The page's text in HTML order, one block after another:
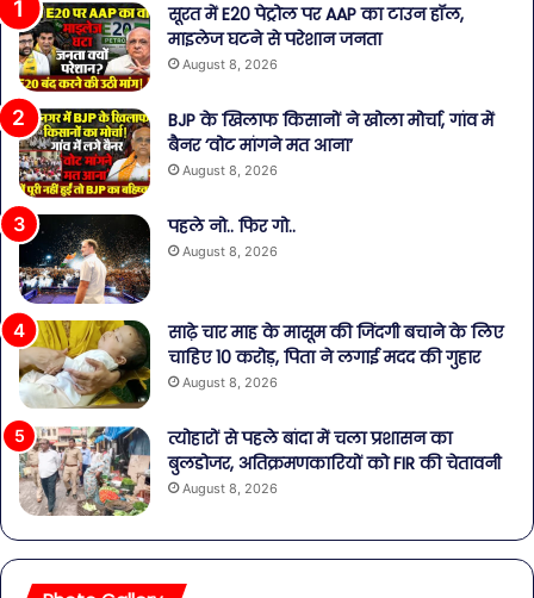
सूरत में E20 पेट्रोल पर AAP का टाउन हॉल,
माइलेज घटने से परेशान जनता
August 8, 2026
BJP के खिलाफ किसानों ने खोला मोर्चा, गांव में
बैनर ‘वोट मांगने मत आना’
August 8, 2026
पहले नो.. फिर गो..
August 8, 2026
साढ़े चार माह के मासूम की जिंदगी बचाने के लिए
चाहिए 10 करोड़, पिता ने लगाई मदद की गुहार
August 8, 2026
त्योहारों से पहले बांदा में चला प्रशासन का
बुलडोजर, अतिक्रमणकारियों को FIR की चेतावनी
August 8, 2026